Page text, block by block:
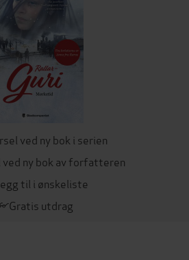
ved ny bok i serien
ved ny bok av forfatteren
til i ønskeliste
Gratis utdrag